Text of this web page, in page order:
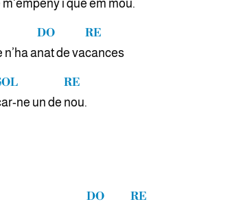
m'empeny i que em mou.
a
DO
nat de va
RE
cances
ne un de
RE
nou.
DO
RE